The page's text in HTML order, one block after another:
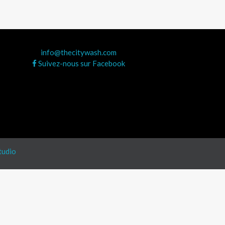
info@thecitywash.com
Suivez-nous sur Facebook